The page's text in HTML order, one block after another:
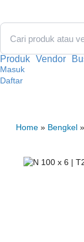
konten
Produk Vendor
Masuk
Daftar
Home » Bengkel